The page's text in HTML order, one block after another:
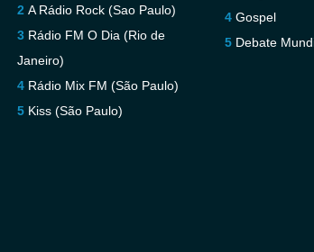
A Rádio Rock (Sao Paulo)
Rádio FM O Dia (Rio de
Janeiro)
Rádio Mix FM (São Paulo)
Kiss (São Paulo)
Gospel
Debate